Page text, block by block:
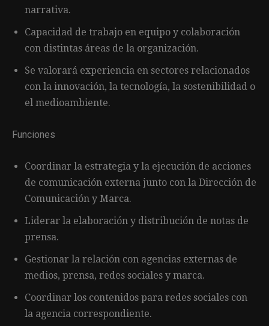
narrativa.
Capacidad de trabajo en equipo y colaboración
con distintas áreas de la organización.
Se valorará experiencia en sectores relacionados
con la innovación, la tecnología, la sostenibilidad o
el medioambiente.
Funciones
Coordinar la estrategia y la ejecución de acciones
de comunicación externa junto con la Dirección de
Comunicación y Marca.
Liderar la elaboración y distribución de notas de
prensa.
Gestionar la relación con agencias externas de
medios, prensa, redes sociales y marca.
Coordinar los contenidos para redes sociales con
la agencia correspondiente.